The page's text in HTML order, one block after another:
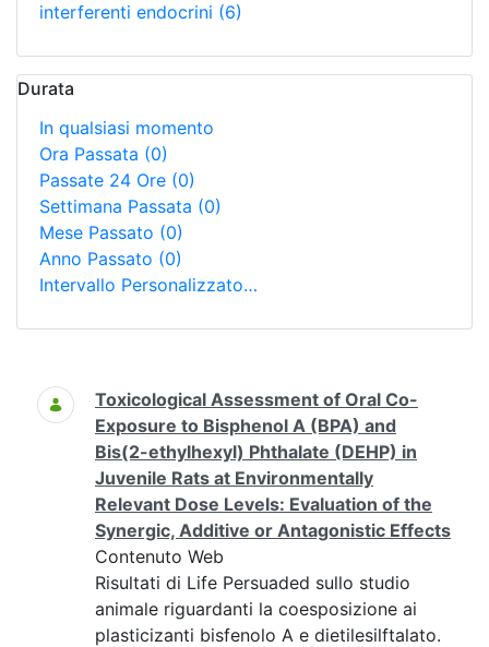
interferenti endocrini (6)
Durata
In qualsiasi momento
Ora Passata (0)
Passate 24 Ore (0)
Settimana Passata (0)
Mese Passato (0)
Anno Passato (0)
Intervallo Personalizzato…
Ricerca
Toxicological Assessment of Oral Co-
Exposure to Bisphenol A (BPA) and
Bis(2-ethylhexyl) Phthalate (DEHP) in
Juvenile Rats at Environmentally
Relevant Dose Levels: Evaluation of the
Synergic, Additive or Antagonistic Effects
Contenuto Web
Risultati di Life Persuaded sullo studio
animale riguardanti la coesposizione ai
plasticizanti bisfenolo A e dietilesilftalato.